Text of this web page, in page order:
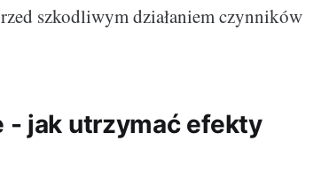
szkodliwym działaniem czynników
- jak utrzymać efekty